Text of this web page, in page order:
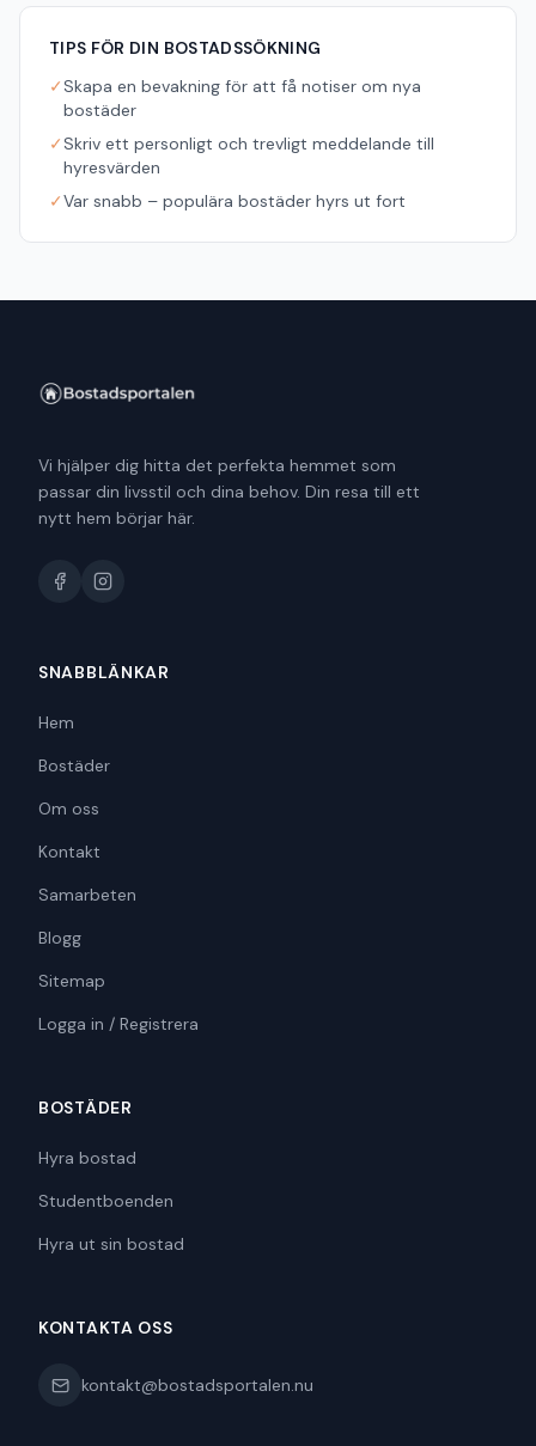
TIPS FÖR DIN BOSTADSSÖKNING
✓Skapa en bevakning för att få notiser om nya
bostäder
✓Skriv ett personligt och trevligt meddelande till
hyresvärden
✓Var snabb – populära bostäder hyrs ut fort
Vi hjälper dig hitta det perfekta hemmet som
passar din livsstil och dina behov. Din resa till ett
nytt hem börjar här.
SNABBLÄNKAR
Hem
Bostäder
Om oss
Kontakt
Samarbeten
Blogg
Sitemap
Logga in / Registrera
BOSTÄDER
Hyra bostad
Studentboenden
Hyra ut sin bostad
KONTAKTA OSS
kontakt@bostadsportalen.nu